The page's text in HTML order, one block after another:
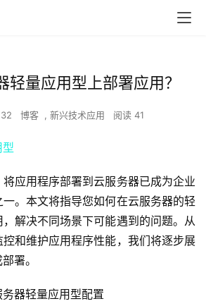
轻量应用型上部署应用？
博客 , 新兴技术应用 阅读 41
应用程序部署到云服务器已成为企业
。本文将指导您如何在云服务器的轻
解决不同场景下可能遇到的问题。从
和维护应用程序性能，我们将逐步展
署。
器轻量应用型配置